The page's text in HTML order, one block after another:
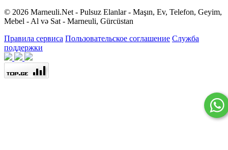
© 2026 Marneuli.Net - Pulsuz Elanlar - Maşın, Ev, Telefon, Geyim,
Mebel - Al və Sat - Marneuli, Gürcüstan
Правила сервиса Пользовательское соглашение Служба
поддержки